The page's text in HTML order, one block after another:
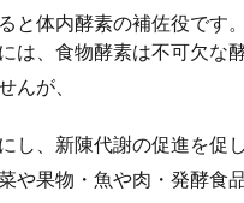
と体内酵素の補佐役です。
は、食物酵素は不可欠な
んが、
し、新陳代謝の促進を促し
や果物・魚や肉・発酵食